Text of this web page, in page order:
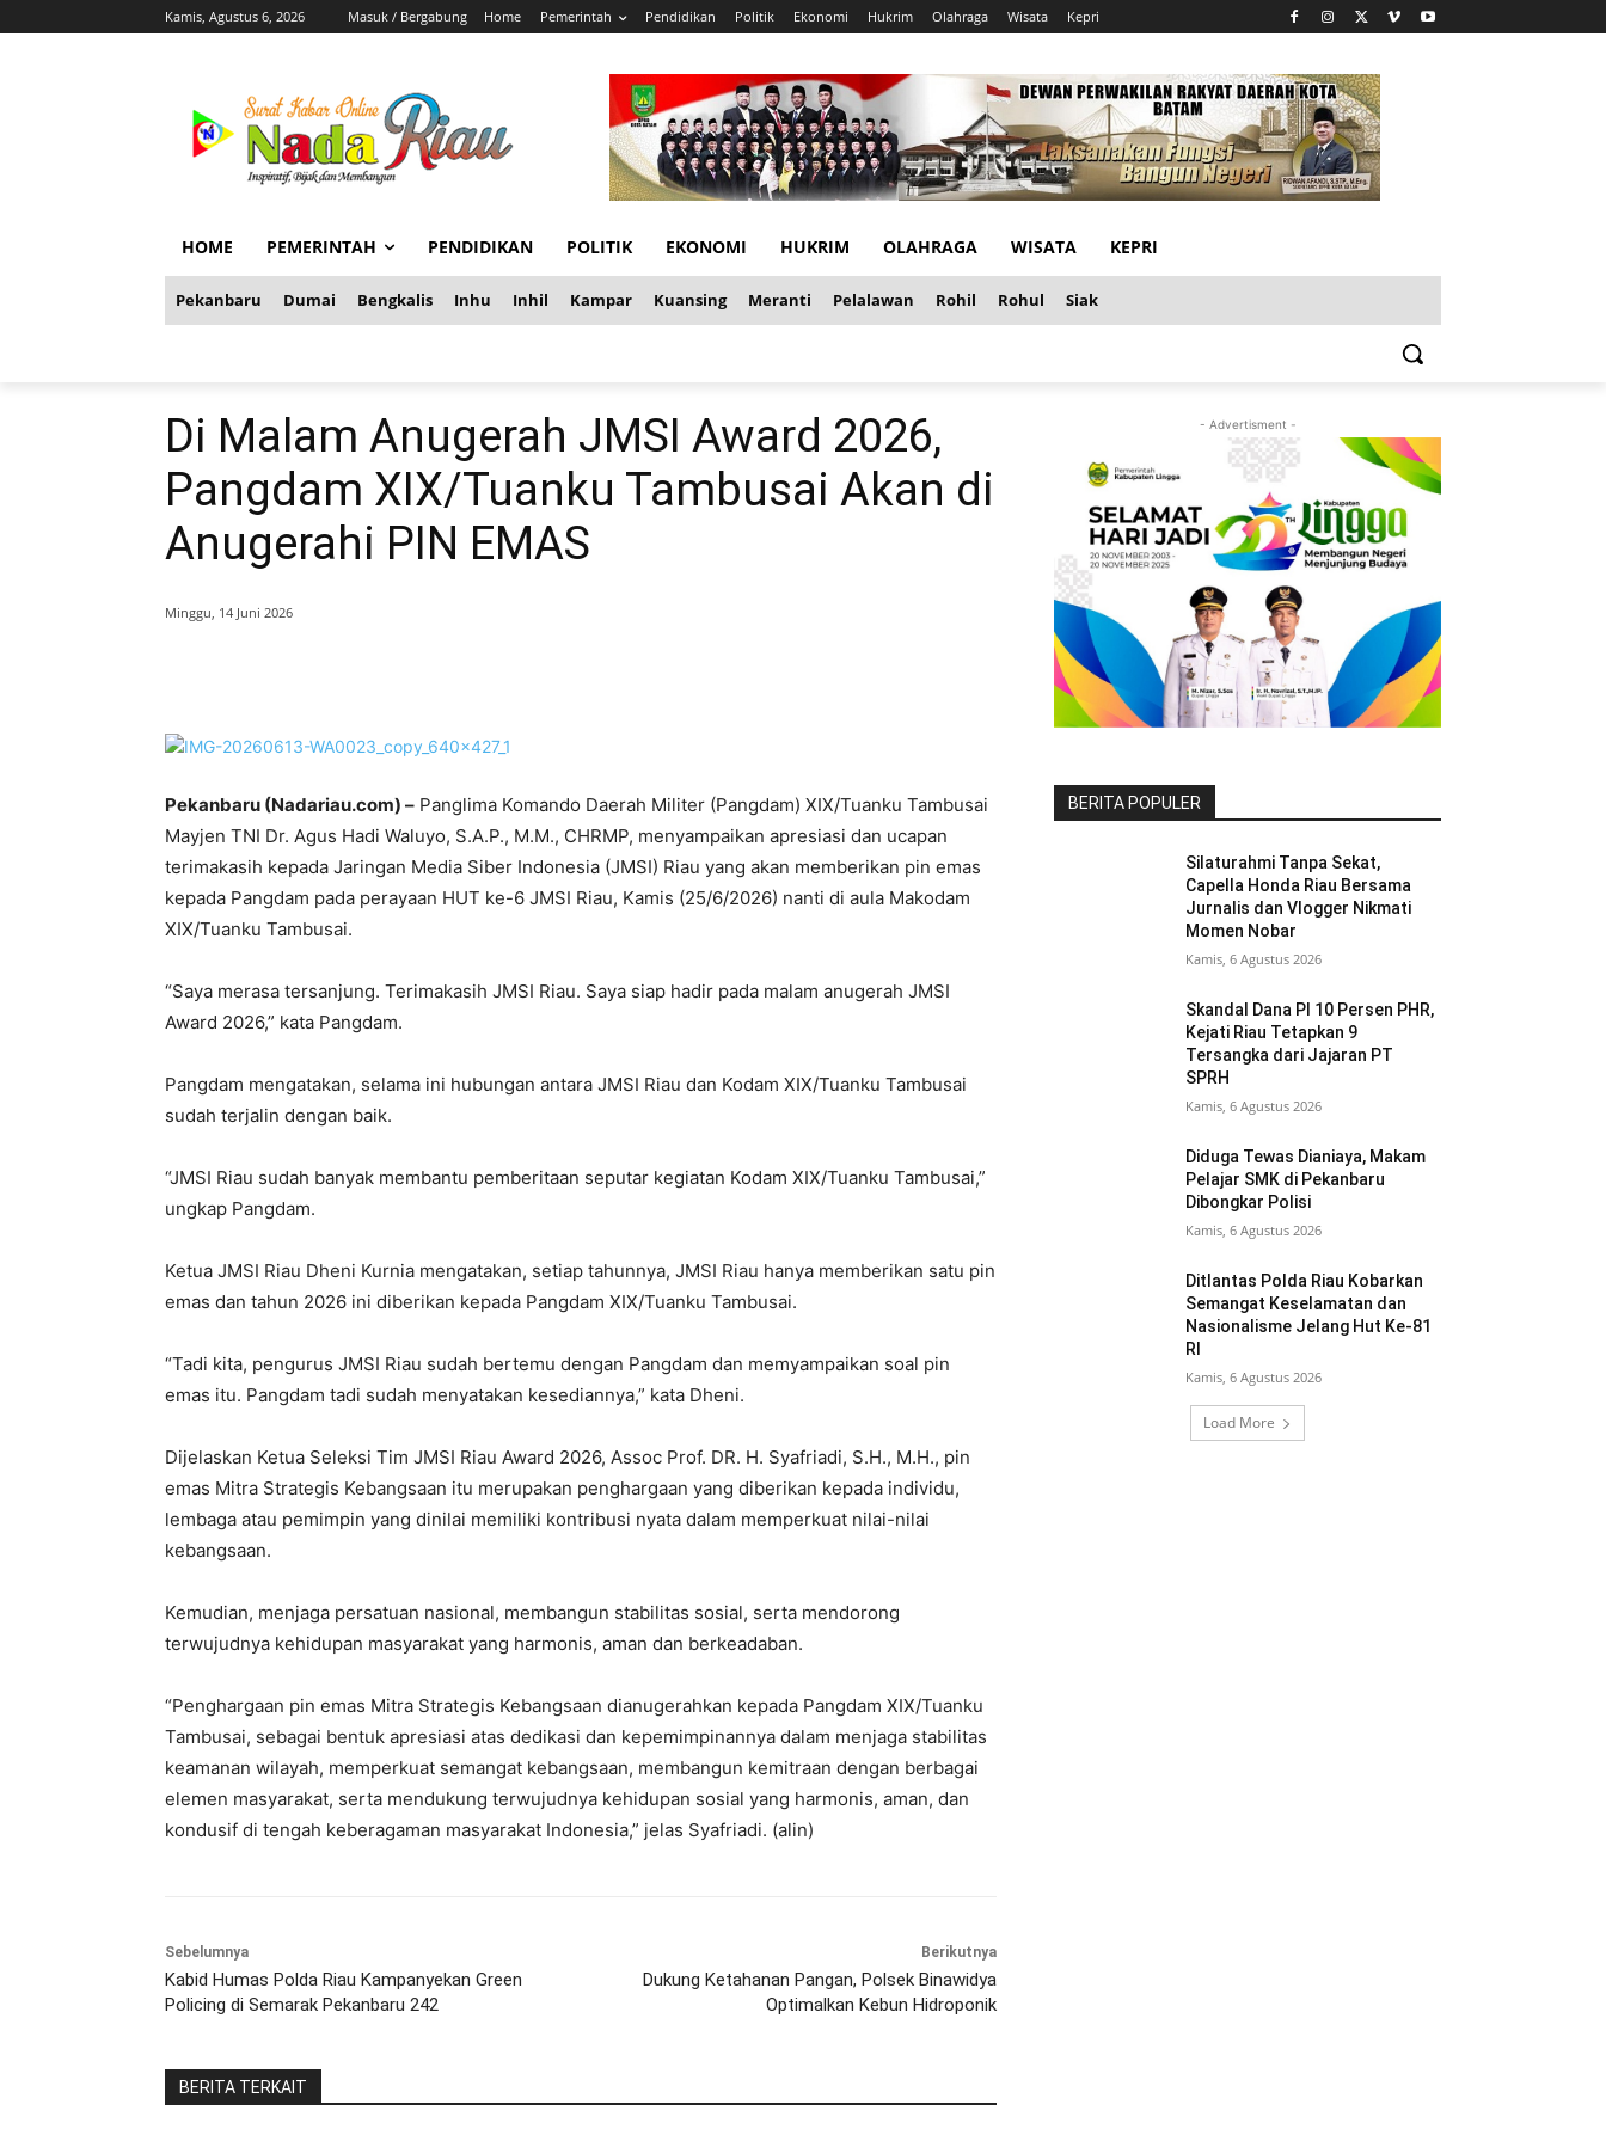
Kamis, Agustus 6, 2026 Masuk / Bergabung Home Pemerintah Pendidikan Politik Ekonomi Hukrim Olahraga Wisata Kepri
HOME PEMERINTAH PENDIDIKAN POLITIK EKONOMI HUKRIM OLAHRAGA WISATA KEPRI
Pekanbaru Dumai Bengkalis Inhu Inhil Kampar Kuansing Meranti Pelalawan Rohil Rohul Siak
Di Malam Anugerah JMSI Award 2026,
Pangdam XIX/Tuanku Tambusai Akan di
Anugerahi PIN EMAS
Minggu, 14 Juni 2026
Pekanbaru (Nadariau.com) – Panglima Komando Daerah Militer (Pangdam) XIX/Tuanku Tambusai
Mayjen TNI Dr. Agus Hadi Waluyo, S.A.P., M.M., CHRMP, menyampaikan apresiasi dan ucapan
terimakasih kepada Jaringan Media Siber Indonesia (JMSI) Riau yang akan memberikan pin emas
kepada Pangdam pada perayaan HUT ke-6 JMSI Riau, Kamis (25/6/2026) nanti di aula Makodam
XIX/Tuanku Tambusai.
“Saya merasa tersanjung. Terimakasih JMSI Riau. Saya siap hadir pada malam anugerah JMSI
Award 2026,” kata Pangdam.
Pangdam mengatakan, selama ini hubungan antara JMSI Riau dan Kodam XIX/Tuanku Tambusai
sudah terjalin dengan baik.
“JMSI Riau sudah banyak membantu pemberitaan seputar kegiatan Kodam XIX/Tuanku Tambusai,”
ungkap Pangdam.
Ketua JMSI Riau Dheni Kurnia mengatakan, setiap tahunnya, JMSI Riau hanya memberikan satu pin
emas dan tahun 2026 ini diberikan kepada Pangdam XIX/Tuanku Tambusai.
“Tadi kita, pengurus JMSI Riau sudah bertemu dengan Pangdam dan memyampaikan soal pin
emas itu. Pangdam tadi sudah menyatakan kesediannya,” kata Dheni.
Dijelaskan Ketua Seleksi Tim JMSI Riau Award 2026, Assoc Prof. DR. H. Syafriadi, S.H., M.H., pin
emas Mitra Strategis Kebangsaan itu merupakan penghargaan yang diberikan kepada individu,
lembaga atau pemimpin yang dinilai memiliki kontribusi nyata dalam memperkuat nilai-nilai
kebangsaan.
Kemudian, menjaga persatuan nasional, membangun stabilitas sosial, serta mendorong
terwujudnya kehidupan masyarakat yang harmonis, aman dan berkeadaban.
“Penghargaan pin emas Mitra Strategis Kebangsaan dianugerahkan kepada Pangdam XIX/Tuanku
Tambusai, sebagai bentuk apresiasi atas dedikasi dan kepemimpinannya dalam menjaga stabilitas
keamanan wilayah, memperkuat semangat kebangsaan, membangun kemitraan dengan berbagai
elemen masyarakat, serta mendukung terwujudnya kehidupan sosial yang harmonis, aman, dan
kondusif di tengah keberagaman masyarakat Indonesia,” jelas Syafriadi. (alin)
Sebelumnya
Kabid Humas Polda Riau Kampanyekan Green
Policing di Semarak Pekanbaru 242
Berikutnya
Dukung Ketahanan Pangan, Polsek Binawidya
Optimalkan Kebun Hidroponik
BERITA TERKAIT
- Advertisment -
BERITA POPULER
Silaturahmi Tanpa Sekat,
Capella Honda Riau Bersama
Jurnalis dan Vlogger Nikmati
Momen Nobar
Kamis, 6 Agustus 2026
Skandal Dana PI 10 Persen PHR,
Kejati Riau Tetapkan 9
Tersangka dari Jajaran PT
SPRH
Kamis, 6 Agustus 2026
Diduga Tewas Dianiaya, Makam
Pelajar SMK di Pekanbaru
Dibongkar Polisi
Kamis, 6 Agustus 2026
Ditlantas Polda Riau Kobarkan
Semangat Keselamatan dan
Nasionalisme Jelang Hut Ke-81
RI
Kamis, 6 Agustus 2026
Load More